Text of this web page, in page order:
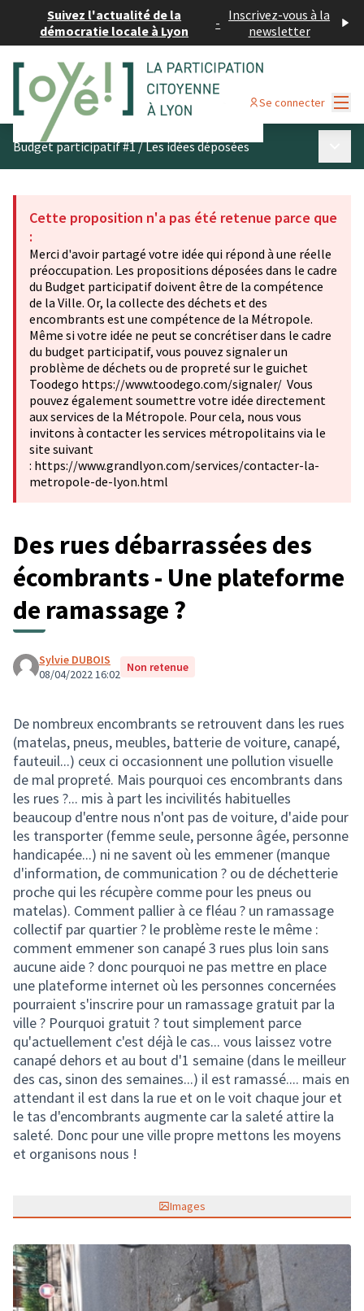
Suivez l'actualité de la
démocratie locale à Lyon
- Inscrivez-vous à la
newsletter
Se connecter
Budget participatif #1/Les idées déposées
Cette proposition n'a pas été retenue parce que
:
Merci d'avoir partagé votre idée qui répond à une réelle
préoccupation. Les propositions déposées dans le cadre
du Budget participatif doivent être de la compétence
de la Ville. Or, la collecte des déchets et des
encombrants est une compétence de la Métropole.
Même si votre idée ne peut se concrétiser dans le cadre
du budget participatif, vous pouvez signaler un
problème de déchets ou de propreté sur le guichet
Toodego https://www.toodego.com/signaler/ Vous
pouvez également soumettre votre idée directement
aux services de la Métropole. Pour cela, nous vous
invitons à contacter les services métropolitains via le
site suivant
: https://www.grandlyon.com/services/contacter-la-
metropole-de-lyon.html
Des rues débarrassées des
écombrants - Une plateforme
de ramassage ?
Sylvie DUBOIS
08/04/2022 16:02 Non retenue
De nombreux encombrants se retrouvent dans les rues
(matelas, pneus, meubles, batterie de voiture, canapé,
fauteuil...) ceux ci occasionnent une pollution visuelle
de mal propreté. Mais pourquoi ces encombrants dans
les rues ?... mis à part les incivilités habituelles
beaucoup d'entre nous n'ont pas de voiture, d'aide pour
les transporter (femme seule, personne âgée, personne
handicapée...) ni ne savent où les emmener (manque
d'information, de communication ? ou de déchetterie
proche qui les récupère comme pour les pneus ou
matelas). Comment pallier à ce fléau ? un ramassage
collectif par quartier ? le problème reste le même :
comment emmener son canapé 3 rues plus loin sans
aucune aide ? donc pourquoi ne pas mettre en place
une plateforme internet où les personnes concernées
pourraient s'inscrire pour un ramassage gratuit par la
ville ? Pourquoi gratuit ? tout simplement parce
qu'actuellement c'est déjà le cas... vous laissez votre
canapé dehors et au bout d'1 semaine (dans le meilleur
des cas, sinon des semaines...) il est ramassé.... mais en
attendant il est dans la rue et on le voit chaque jour et
le tas d'encombrants augmente car la saleté attire la
saleté. Donc pour une ville propre mettons les moyens
et organisons nous !
Images